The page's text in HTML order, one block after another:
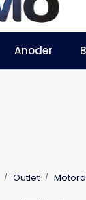
Anoder
Outlet